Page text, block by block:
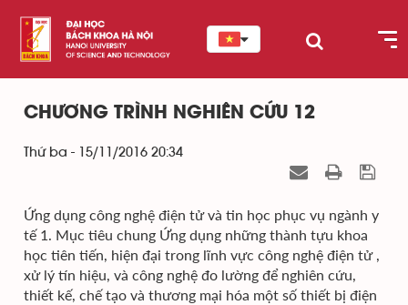
CHƯƠNG TRÌNH NGHIÊN CỨU 12
Thứ ba - 15/11/2016 20:34
Ứng dụng công nghệ điện tử và tin học phục vụ ngành y
tế 1. Mục tiêu chung Ứng dụng những thành tựu khoa
học tiên tiến, hiện đại trong lĩnh vực công nghệ điện tử ,
xử lý tín hiệu, và công nghệ đo lường để nghiên cứu,
thiết kế, chế tạo và thương mại hóa một số thiết bị điện